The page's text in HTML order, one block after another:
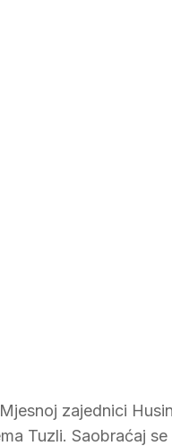
zajednici
Tuzli. Saobraćaj